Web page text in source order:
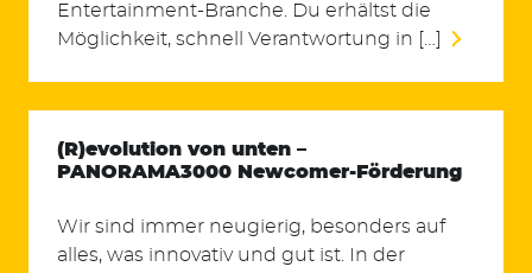
Entertainment-Branche. Du erhältst die
Möglichkeit, schnell Verantwortung in […]
(R)evolution von unten –
PANORAMA3000 Newcomer-Förderung
Wir sind immer neugierig, besonders auf
alles, was innovativ und gut ist. In der